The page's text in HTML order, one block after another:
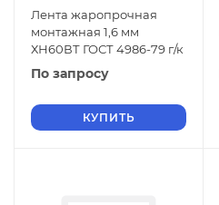
Лента жаропрочная
монтажная 1,6 мм
ХН60ВТ ГОСТ 4986-79 г/к
По запросу
КУПИТЬ